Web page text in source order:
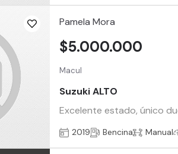
Pamela Mora
Macul
Suzuki ALTO
Excelente estado, único
$5.000.000
2019 Bencina Manual